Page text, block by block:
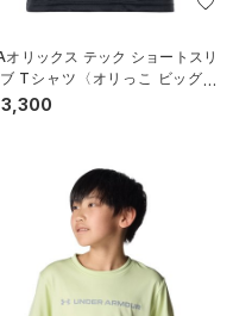
オリックス テック ショートスリ
Tシャツ〈オリっこ ビッグロ
（ベースボール/KIDS）
3,300